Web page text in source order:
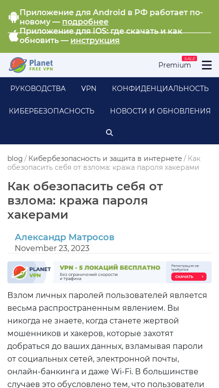
Приложение для Android в РФ работает по-
новому — подробнее
Приложение для iOS: где скачать и как
обновить — инструкция
Premium
SALE
РУКОВОДСТВА VPN КОНФИДЕНЦИАЛЬНОСТЬ
КИБЕРБЕЗОПАСНОСТЬ НОВОСТИ И ОБНОВЛЕНИЯ
blog / Кибербезопасность и защита в интернете / Как
обезопасить себя от взлома: кража пароля хакерами
Как обезопасить себя от
взлома: кража пароля
хакерами
Александр Матросов
November 23, 2023
Взлом личных паролей пользователей является
весьма распространенным явлением. Вы
никогда не знаете, когда станете жертвой
мошенников и хакеров, которые захотят
добраться до ваших данных, взламывая пароли
от социальных сетей, электронной почты,
онлайн-банкинга и даже Wi-Fi. В большинстве
случаев это обусловлено тем, что пользователи